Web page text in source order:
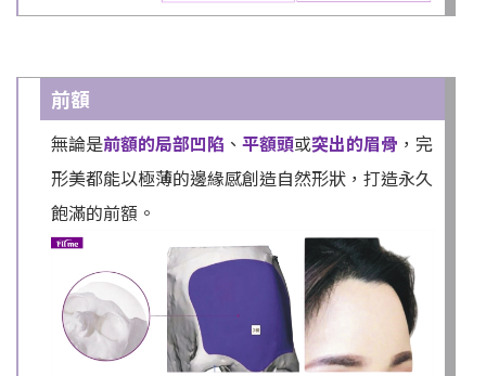
前額
無論是前額的局部凹陷 、 平額頭或突出的眉骨 ，完
形美都能以極薄的邊緣感創造自然形狀，打造永久
飽滿的前額。